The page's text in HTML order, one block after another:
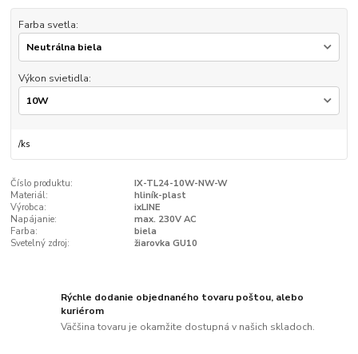
Farba svetla:
Výkon svietidla:
/ks
Číslo produktu:
IX-TL24-10W-NW-W
Materiál:
hliník-plast
Výrobca:
ixLINE
Napájanie:
max. 230V AC
Farba:
biela
Svetelný zdroj:
žiarovka GU10
Rýchle dodanie objednaného tovaru poštou, alebo
kuriérom
Väčšina tovaru je okamžite dostupná v našich skladoch.